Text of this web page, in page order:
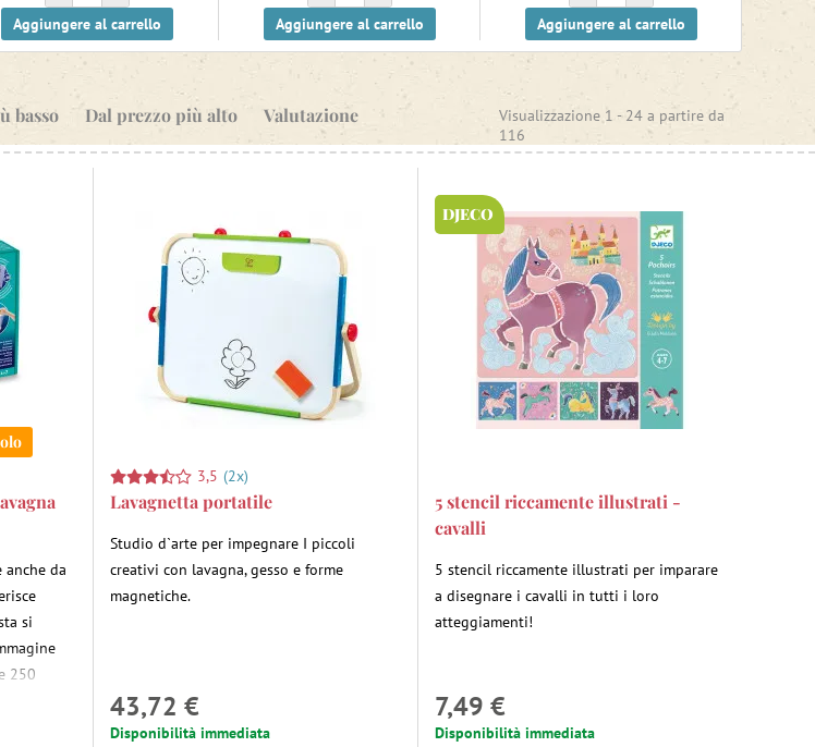
Aggiungere al carrello Aggiungere al carrello Aggiungere al carrello
basso Dal prezzo più alto Valutazione Visualizzazione 1 - 24 a partire da
116
da
si
250
20 fogli
3,5 (2x)
Lavagnetta portatile
Studio d`arte per impegnare I piccoli
creativi con lavagna, gesso e forme
magnetiche.
43,72 €
Disponibilità immediata
DJECO
5 stencil riccamente illustrati -
cavalli
5 stencil riccamente illustrati per imparare
a disegnare i cavalli in tutti i loro
atteggiamenti!
7,49 €
Disponibilità immediata